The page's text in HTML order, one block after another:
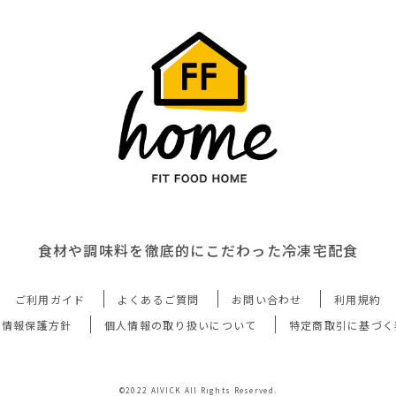
食材や調味料を徹底的にこだわった冷凍宅配食
ご利用ガイド よくあるご質問 お問い合わせ
利用規約
報保護方針
個人情報の取り扱いについて 特定商取引に基づ
©2022 AIVICK All Rights Reserved.